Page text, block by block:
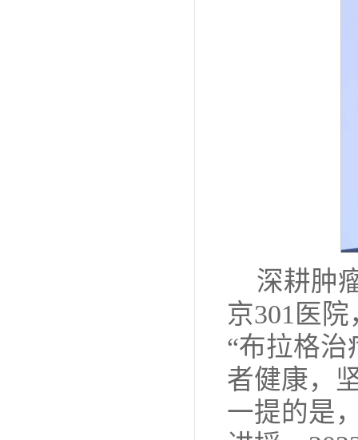
深耕肿
京301医
“布拉格
者健康，
一提的是